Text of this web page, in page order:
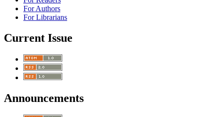
For Authors
For Librarians
Current Issue
Announcements